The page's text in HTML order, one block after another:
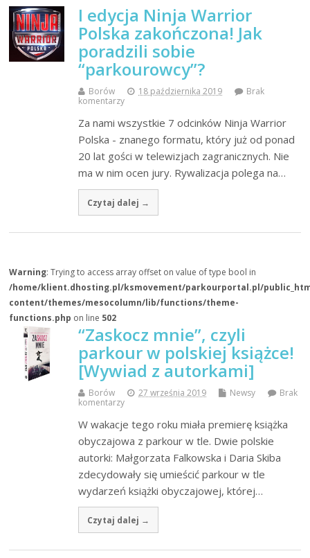
I edycja Ninja Warrior
Polska zakończona! Jak
poradzili sobie
“parkourowcy”?
Borów 18 października 2019
Brak
komentarzy
Za nami wszystkie 7 odcinków Ninja Warrior
Polska - znanego formatu, który już od ponad
20 lat gości w telewizjach zagranicznych. Nie
ma w nim ocen jury. Rywalizacja polega na…
Czytaj dalej →
Warning: Trying to access array offset on value of type bool in
/home/klient.dhosting.pl/ksmovement/parkourportal.pl/
content/themes/mesocolumn/lib/functions/theme-
functions.php on line 502
“Zaskocz mnie”, czyli
parkour w polskiej książce!
[Wywiad z autorkami]
Borów 27 września 2019 Newsy
Brak
komentarzy
W wakacje tego roku miała premierę książka
obyczajowa z parkour w tle. Dwie polskie
autorki: Małgorzata Falkowska i Daria Skiba
zdecydowały się umieścić parkour w tle
wydarzeń książki obyczajowej, której…
Czytaj dalej →